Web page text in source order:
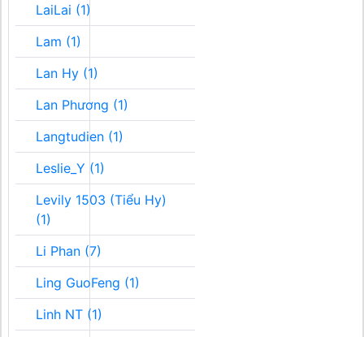
LaiLai (1)
Lam (1)
Lan Hy (1)
Lan Phương (1)
Langtudien (1)
Leslie_Y (1)
Levily 1503 (Tiểu Hy)
(1)
Li Phan (7)
Ling GuoFeng (1)
Linh NT (1)